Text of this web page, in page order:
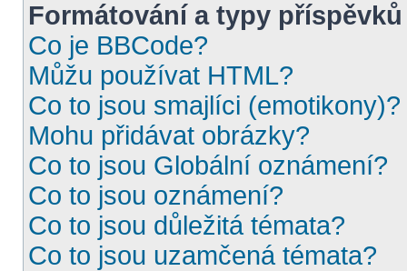
Formátování a typy příspěvků
Co je BBCode?
Můžu používat HTML?
Co to jsou smajlíci (emotikony)?
Mohu přidávat obrázky?
Co to jsou Globální oznámení?
Co to jsou oznámení?
Co to jsou důležitá témata?
Co to jsou uzamčená témata?